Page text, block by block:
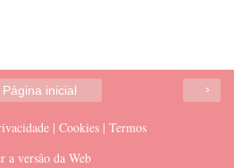
›
Página inicial
| Cookies | Termos
a versão da Web